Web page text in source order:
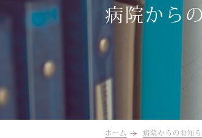
病院から
ホーム 病院からのお知